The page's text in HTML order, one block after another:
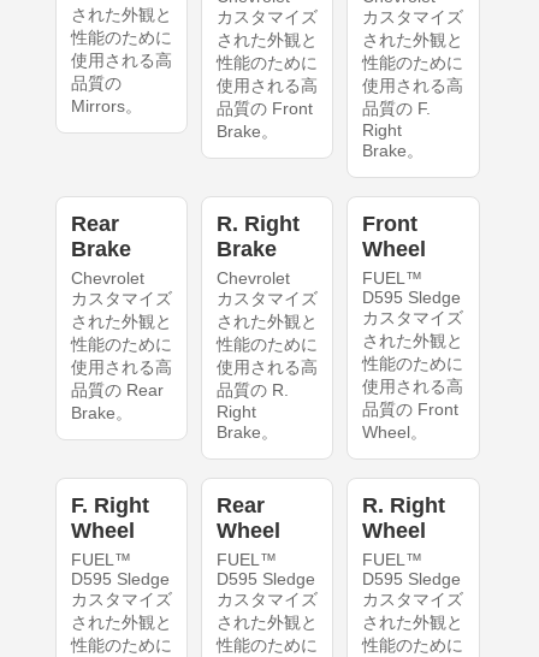
された外観と
性能のために
使用される高
品質の
Mirrors。
カスタマイズ
された外観と
性能のために
使用される高
品質の Front
Brake。
カスタマイズ
された外観と
性能のために
使用される高
品質の F.
Right
Brake。
Rear
Brake
Chevrolet
カスタマイズ
された外観と
性能のために
使用される高
品質の Rear
Brake。
R. Right
Brake
Chevrolet
カスタマイズ
された外観と
性能のために
使用される高
品質の R.
Right
Brake。
Front
Wheel
FUEL™
D595 Sledge
カスタマイズ
された外観と
性能のために
使用される高
品質の Front
Wheel。
F. Right
Wheel
FUEL™
D595 Sledge
カスタマイズ
された外観と
性能のために
Rear
Wheel
FUEL™
D595 Sledge
カスタマイズ
された外観と
性能のために
R. Right
Wheel
FUEL™
D595 Sledge
カスタマイズ
された外観と
性能のために